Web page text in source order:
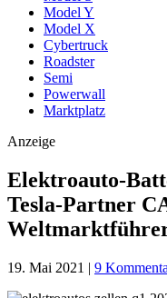
Model Y
Model X
Cybertruck
Roadster
Semi
Powerwall
Marktplatz
Anzeige
Elektroauto-
Tesla-Partner
19. Mai 2021 | 9